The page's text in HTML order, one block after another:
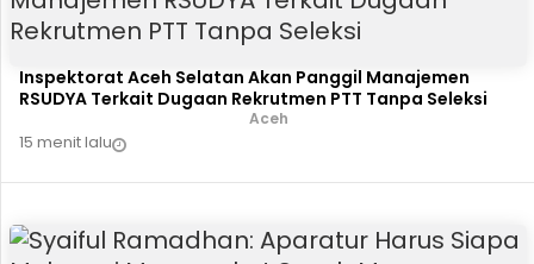
Inspektorat Aceh Selatan Akan Panggil Manajemen
RSUDYA Terkait Dugaan Rekrutmen PTT Tanpa Seleksi
Aceh
15 menit lalu